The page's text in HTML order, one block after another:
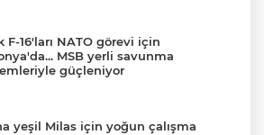
F-16'ları NATO görevi için
MSB yerli savunma
güçleniyor
yeşil Milas için yoğun çalışma